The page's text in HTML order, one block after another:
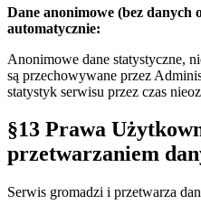
Dane anonimowe (bez danych
automatycznie:
Anonimowe dane statystyczne,
są przechowywane przez
statystyk serwisu przez czas
§13 Prawa
przetwarzaniem
Serwis gromadzi i przetwarza